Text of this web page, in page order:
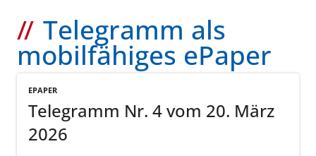
Telegramm als
mobilfähiges ePaper
EPAPER
Telegramm Nr. 4 vom 20. März
2026